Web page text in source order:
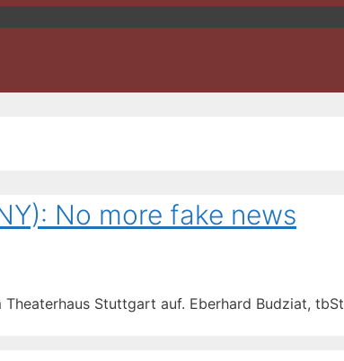
No more fake news
Stuttgart auf. Eberhard Budziat,